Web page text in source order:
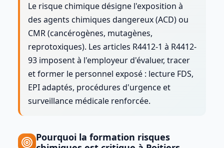
Le risque chimique désigne l'exposition à
des agents chimiques dangereux (ACD) ou
CMR (cancérogènes, mutagènes,
reprotoxiques). Les articles R4412-1 à R4412-
93 imposent à l'employeur d'évaluer, tracer
et former le personnel exposé : lecture FDS,
EPI adaptés, procédures d'urgence et
surveillance médicale renforcée.
Pourquoi la formation risques